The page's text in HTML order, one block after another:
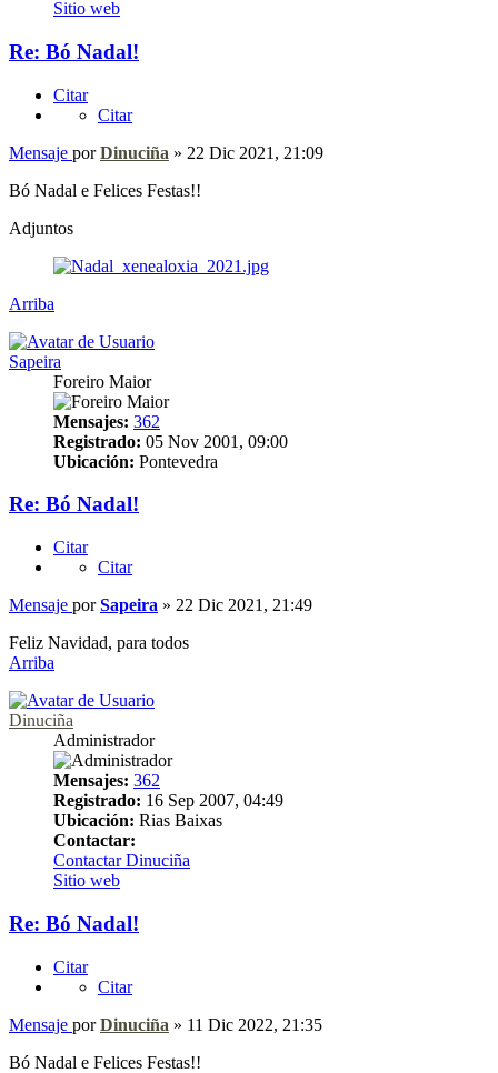
Sitio web
Re: Bó Nadal!
Citar
Citar
Mensaje porDinuciña » 22 Dic 2021, 21:09
Bó Nadal e Felices Festas!!
Adjuntos
Arriba
Sapeira
Foreiro Maior
Mensajes: 362
Registrado: 05 Nov 2001, 09:00
Ubicación: Pontevedra
Re: Bó Nadal!
Citar
Citar
Mensaje porSapeira » 22 Dic 2021, 21:49
Feliz Navidad, para todos
Arriba
Dinuciña
Administrador
Mensajes: 362
Registrado: 16 Sep 2007, 04:49
Ubicación: Rias Baixas
Contactar:
Contactar Dinuciña
Sitio web
Re: Bó Nadal!
Citar
Citar
Mensaje porDinuciña » 11 Dic 2022, 21:35
Bó Nadal e Felices Festas!!